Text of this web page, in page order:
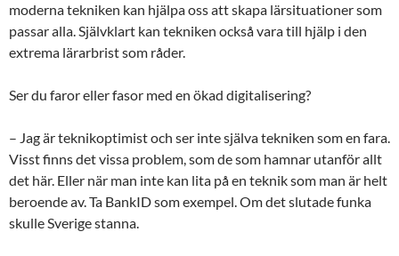
moderna tekniken kan hjälpa oss att skapa lärsituationer som
passar alla. Självklart kan tekniken också vara till hjälp i den
extrema lärarbrist som råder.
Ser du faror eller fasor med en ökad digitalisering?
– Jag är teknikoptimist och ser inte själva tekniken som en fara.
Visst finns det vissa problem, som de som hamnar utanför allt
det här. Eller när man inte kan lita på en teknik som man är helt
beroende av. Ta BankID som exempel. Om det slutade funka
skulle Sverige stanna.